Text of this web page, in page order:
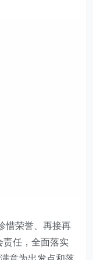
惜荣誉、再接再
责任，全面落实